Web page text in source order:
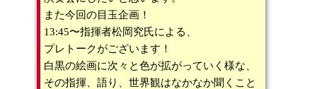
また今回の目玉企画！
13:45〜指揮者松岡究氏による、
プレトークがございます！
白黒の絵画に次々と色が拡がっていく様な、
その指揮、語り、世界観はなかなか聞くこと